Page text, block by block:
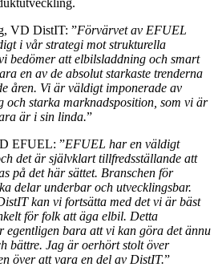
VD DistIT: ”Förvärvet av EFUEL
i vår strategi mot strukturella
bedömer att elbilsladdning och smart
en av de absolut starkaste trenderna
åren. Vi är väldigt imponerade av
och starka marknadsposition, som vi är
är i sin linda.”
EFUEL: ”EFUEL har en väldigt
det är självklart tillfredsställande att
på det här sättet. Branschen för
delar underbar och utvecklingsbar.
kan vi fortsätta med det vi är bäst
för folk att äga elbil. Detta
egentligen bara att vi kan göra det ännu
bättre. Jag är oerhört stolt över
över att vara en del av DistIT.”